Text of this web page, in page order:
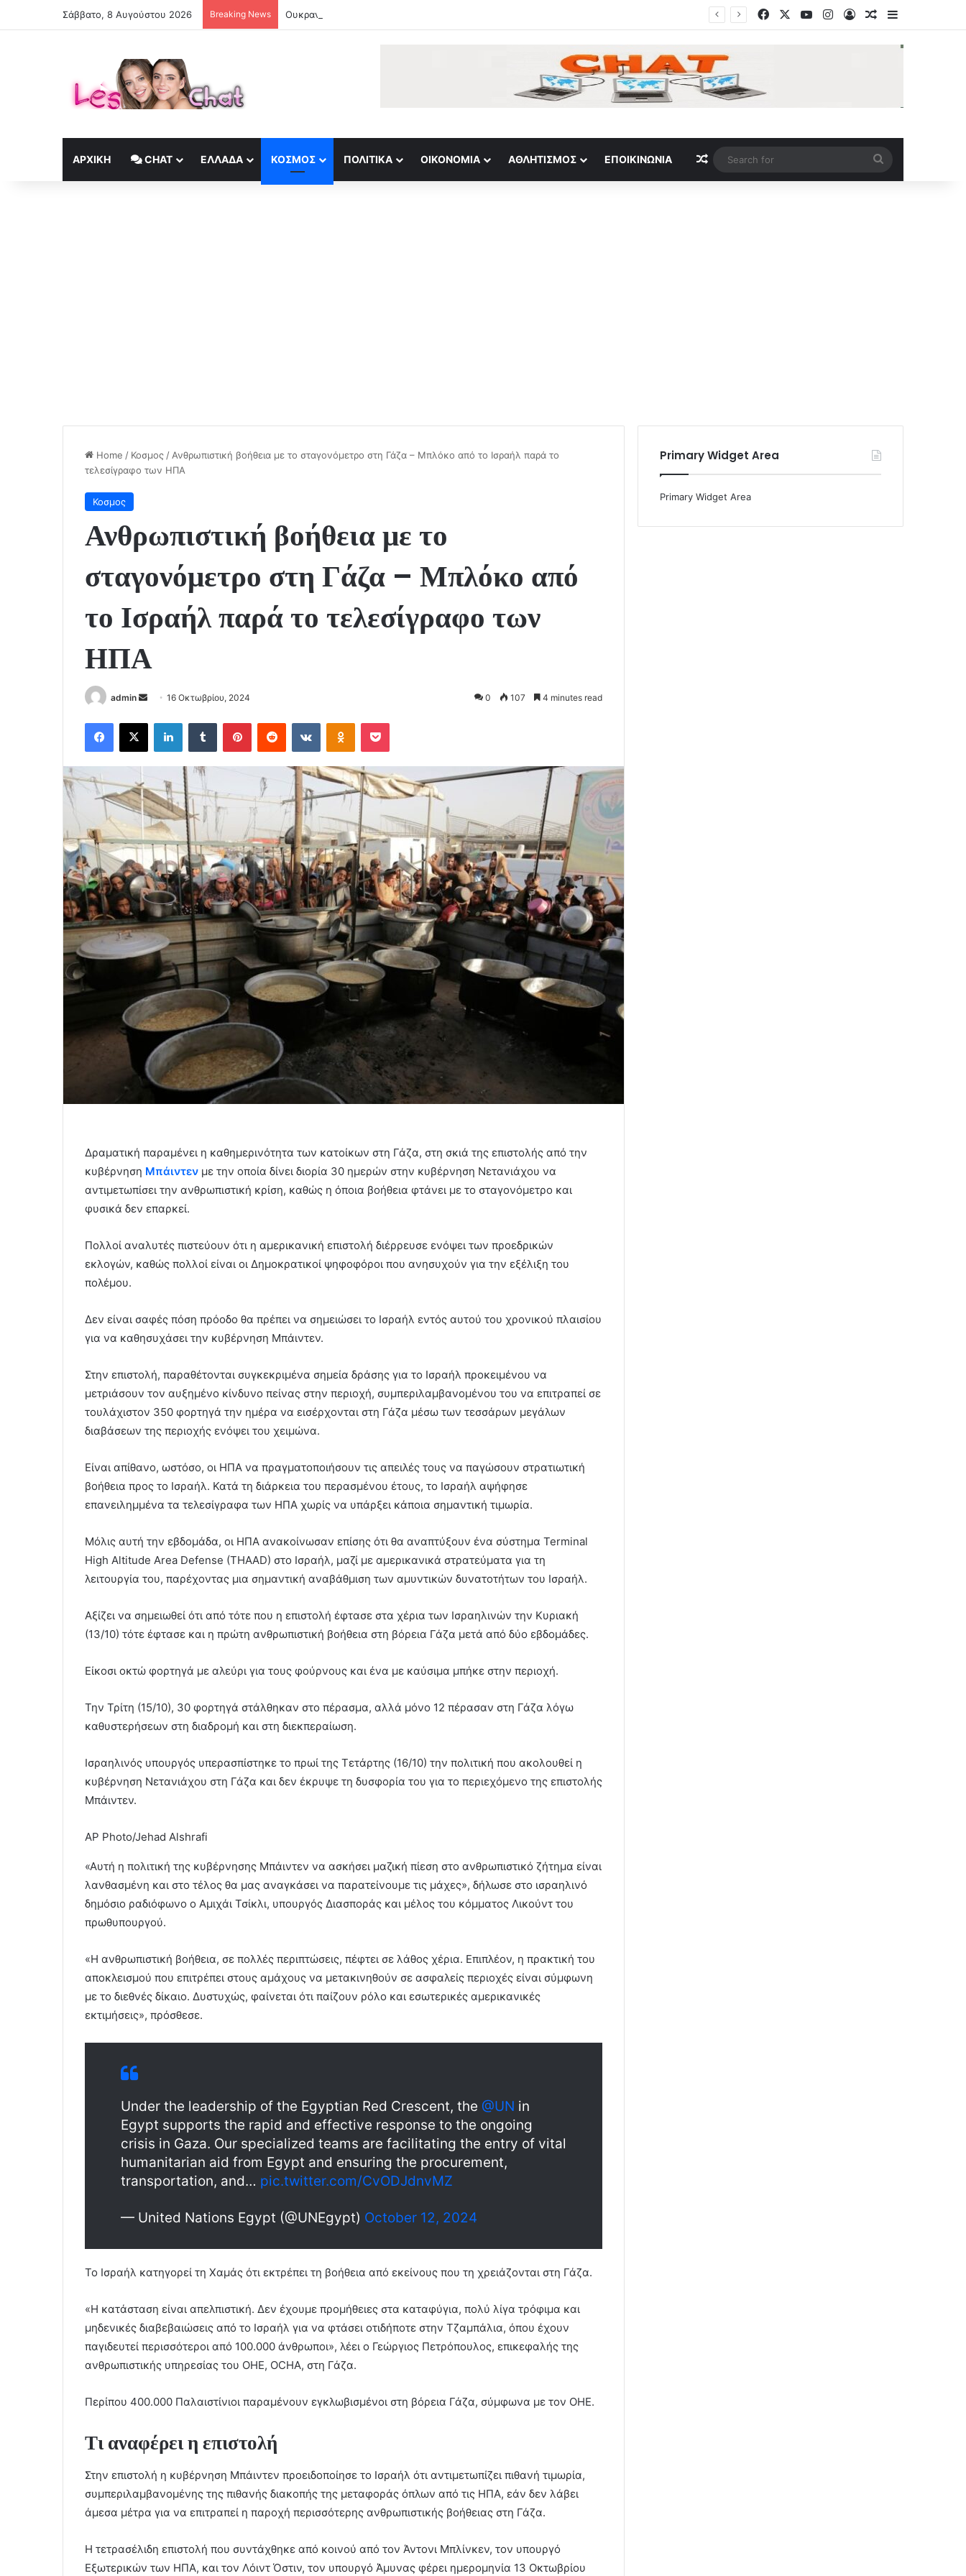
Σάββατο, 8 Αυγούστου 2026 Breaking News FacebookYouTubeInstagram
Log InRandom Article
Sidebar
ΑΡΧΙΚΉ CHAT ΕΛΛΆΔΑ ΚΟΣΜΟΣ ΠΟΛΙΤΙΚΆ ΟΙΚΟΝΟΜΊΑ ΑΘΛΗΤΙΣΜΌΣ ΕΠΟΙΚΙΝΩΝΊΑ Random Article
for
Home / Κοσμος / Ανθρωπιστική βοήθεια με το σταγονόμετρο στη Γάζα – Μπλόκο από το Ισραήλ παρά το
τελεσίγραφο των ΗΠΑ
Κοσμος
Ανθρωπιστική βοήθεια με το
σταγονόμετρο στη Γάζα – Μπλόκο από
το Ισραήλ παρά το τελεσίγραφο των
ΗΠΑ
admin
Send
email
16 Οκτωβρίου, 2024 0 107 4 minutes read
Facebook
X LinkedInTumblr PinterestReddit VKontakteOdnoklassniki
Pocket
Δραματική παραμένει η καθημερινότητα των κατοίκων στη Γάζα, στη σκιά της επιστολής από την
κυβέρνηση Μπάιντεν με την οποία δίνει διορία 30 ημερών στην κυβέρνηση Νετανιάχου να
αντιμετωπίσει την ανθρωπιστική κρίση, καθώς η όποια βοήθεια φτάνει με το σταγονόμετρο και
φυσικά δεν επαρκεί.
Πολλοί αναλυτές πιστεύουν ότι η αμερικανική επιστολή διέρρευσε ενόψει των προεδρικών
εκλογών, καθώς πολλοί είναι οι Δημοκρατικοί ψηφοφόροι που ανησυχούν για την εξέλιξη του
πολέμου.
Δεν είναι σαφές πόση πρόοδο θα πρέπει να σημειώσει το Ισραήλ εντός αυτού του χρονικού πλαισίου
για να καθησυχάσει την κυβέρνηση Μπάιντεν.
Στην επιστολή, παραθέτονται συγκεκριμένα σημεία δράσης για το Ισραήλ προκειμένου να
μετριάσουν τον αυξημένο κίνδυνο πείνας στην περιοχή, συμπεριλαμβανομένου του να επιτραπεί σε
τουλάχιστον 350 φορτηγά την ημέρα να εισέρχονται στη Γάζα μέσω των τεσσάρων μεγάλων
διαβάσεων της περιοχής ενόψει του χειμώνα.
Είναι απίθανο, ωστόσο, οι ΗΠΑ να πραγματοποιήσουν τις απειλές τους να παγώσουν στρατιωτική
βοήθεια προς το Ισραήλ. Κατά τη διάρκεια του περασμένου έτους, το Ισραήλ αψήφησε
επανειλημμένα τα τελεσίγραφα των ΗΠΑ χωρίς να υπάρξει κάποια σημαντική τιμωρία.
Μόλις αυτή την εβδομάδα, οι ΗΠΑ ανακοίνωσαν επίσης ότι θα αναπτύξουν ένα σύστημα Terminal
High Altitude Area Defense (THAAD) στο Ισραήλ, μαζί με αμερικανικά στρατεύματα για τη
λειτουργία του, παρέχοντας μια σημαντική αναβάθμιση των αμυντικών δυνατοτήτων του Ισραήλ.
Αξίζει να σημειωθεί ότι από τότε που η επιστολή έφτασε στα χέρια των Ισραηλινών την Κυριακή
(13/10) τότε έφτασε και η πρώτη ανθρωπιστική βοήθεια στη βόρεια Γάζα μετά από δύο εβδομάδες.
Είκοσι οκτώ φορτηγά με αλεύρι για τους φούρνους και ένα με καύσιμα μπήκε στην περιοχή.
Την Τρίτη (15/10), 30 φορτηγά στάλθηκαν στο πέρασμα, αλλά μόνο 12 πέρασαν στη Γάζα λόγω
καθυστερήσεων στη διαδρομή και στη διεκπεραίωση.
Ισραηλινός υπουργός υπερασπίστηκε το πρωί της Τετάρτης (16/10) την πολιτική που ακολουθεί η
κυβέρνηση Νετανιάχου στη Γάζα και δεν έκρυψε τη δυσφορία του για το περιεχόμενο της επιστολής
Μπάιντεν.
AP Photo/Jehad Alshrafi
«Αυτή η πολιτική της κυβέρνησης Μπάιντεν να ασκήσει μαζική πίεση στο ανθρωπιστικό ζήτημα είναι
λανθασμένη και στο τέλος θα μας αναγκάσει να παρατείνουμε τις μάχες», δήλωσε στο ισραηλινό
δημόσιο ραδιόφωνο ο Αμιχάι Τσίκλι, υπουργός Διασποράς και μέλος του κόμματος Λικούντ του
πρωθυπουργού.
«Η ανθρωπιστική βοήθεια, σε πολλές περιπτώσεις, πέφτει σε λάθος χέρια. Επιπλέον, η πρακτική του
αποκλεισμού που επιτρέπει στους αμάχους να μετακινηθούν σε ασφαλείς περιοχές είναι σύμφωνη
με το διεθνές δίκαιο. Δυστυχώς, φαίνεται ότι παίζουν ρόλο και εσωτερικές αμερικανικές
εκτιμήσεις», πρόσθεσε.
Under the leadership of the Egyptian Red Crescent, the @UN in
Egypt supports the rapid and effective response to the ongoing
crisis in Gaza. Our specialized teams are facilitating the entry of vital
humanitarian aid from Egypt and ensuring the procurement,
transportation, and… pic.twitter.com/CvODJdnvMZ
— United Nations Egypt (@UNEgypt) October 12, 2024
Το Ισραήλ κατηγορεί τη Χαμάς ότι εκτρέπει τη βοήθεια από εκείνους που τη χρειάζονται στη Γάζα.
«Η κατάσταση είναι απελπιστική. Δεν έχουμε προμήθειες στα καταφύγια, πολύ λίγα τρόφιμα και
μηδενικές διαβεβαιώσεις από το Ισραήλ για να φτάσει οτιδήποτε στην Τζαμπάλια, όπου έχουν
παγιδευτεί περισσότεροι από 100.000 άνθρωποι», λέει ο Γεώργιος Πετρόπουλος, επικεφαλής της
ανθρωπιστικής υπηρεσίας του ΟΗΕ, OCHA, στη Γάζα.
Περίπου 400.000 Παλαιστίνιοι παραμένουν εγκλωβισμένοι στη βόρεια Γάζα, σύμφωνα με τον ΟΗΕ.
Τι αναφέρει η επιστολή
Στην επιστολή η κυβέρνηση Μπάιντεν προειδοποίησε το Ισραήλ ότι αντιμετωπίζει πιθανή τιμωρία,
συμπεριλαμβανομένης της πιθανής διακοπής της μεταφοράς όπλων από τις ΗΠΑ, εάν δεν λάβει
άμεσα μέτρα για να επιτραπεί η παροχή περισσότερης ανθρωπιστικής βοήθειας στη Γάζα.
Η τετρασέλιδη επιστολή που συντάχθηκε από κοινού από τον Άντονι Μπλίνκεν, τον υπουργό
Εξωτερικών των ΗΠΑ, και τον Λόιντ Όστιν, τον υπουργό Άμυνας φέρει ημερομηνία 13 Οκτωβρίου
Primary Widget Area
Primary Widget Area